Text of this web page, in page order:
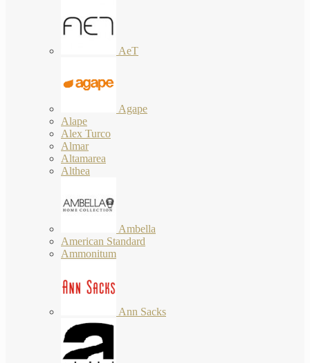
AeT
Agape
Alape
Alex Turco
Almar
Altamarea
Althea
Ambella
American Standard
Ammonitum
Ann Sacks